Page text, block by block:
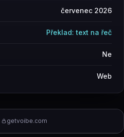
getvoibe.com
červenec 2026
Překlad: text na řeč
Ne
Web